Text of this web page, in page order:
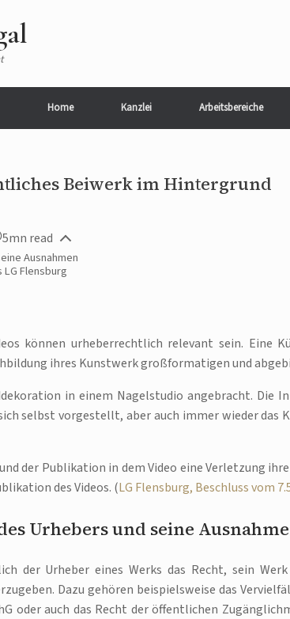
Home Kanzlei Arbeitsbereiche
Beiwerk im Hintergrund
5mn read
Ausnahmen
Flensburg
können urheberrechtlich relevant sein. Eine
ihres Kunstwerk großformatigen und
in einem Nagelstudio angebracht. Die
selbst vorgestellt, aber auch immer wieder das
der Publikation in dem Video eine Verletzung
des Videos. (LG Flensburg, Beschluss vom
Urhebers und seine
der Urheber eines Werks das Recht, sein
Dazu gehören beispielsweise das
oder auch das Recht der öffentlichen